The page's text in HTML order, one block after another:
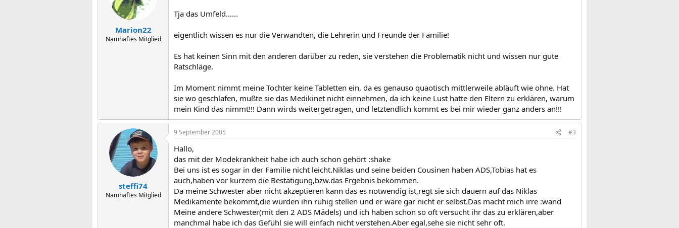
Marion22
Namhaftes Mitglied
Tja das Umfeld......
eigentlich wissen es nur die Verwandten, die Lehrerin und Freunde der Familie!
Es hat keinen Sinn mit den anderen darüber zu reden, sie verstehen die Problematik nicht und wissen nur gute
Ratschläge.
Im Moment nimmt meine Tochter keine Tabletten ein, da es genauso quaotisch mittlerweile abläuft wie ohne. Hat
sie wo geschlafen, mußte sie das Medikinet nicht einnehmen, da ich keine Lust hatte den Eltern zu erklären, warum
mein Kind das nimmt!!! Dann wirds weitergetragen, und letztendlich kommt es bei mir wieder ganz anders an!!!
steffi74
Namhaftes Mitglied
9 September 2005 #3
Hallo,
das mit der Modekrankheit habe ich auch schon gehört :shake
Bei uns ist es sogar in der Familie nicht leicht.Niklas und seine beiden Cousinen haben ADS,Tobias hat es
auch,haben vor kurzem die Bestätigung,bzw.das Ergebnis bekommen.
Da meine Schwester aber nicht akzeptieren kann das es notwendig ist,regt sie sich dauern auf das Niklas
Medikamente bekommt,die würden ihn ruhig stellen und er wäre gar nicht er selbst.Das macht mich irre :wand
Meine andere Schwester(mit den 2 ADS Mädels) und ich haben schon so oft versucht ihr das zu erklären,aber
manchmal habe ich das Gefühl sie will einfach nicht verstehen.Aber egal,sehe sie nicht sehr oft.